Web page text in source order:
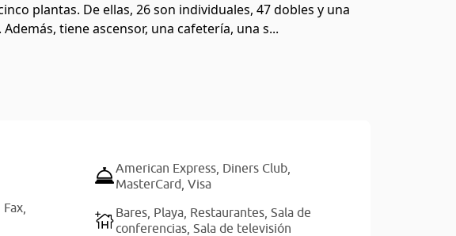
plantas. De ellas, 26 son individuales, 47 dobles y una
tiene ascensor, una cafetería, una s...
Fax,
American Express, Diners Club,
MasterCard, Visa
Bares, Playa, Restaurantes, Sala de
conferencias, Sala de televisión